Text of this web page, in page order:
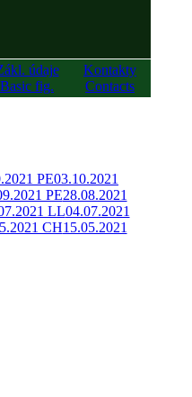
údaje
Basic fig.
Kontakty
Contacts
PE03.10.2021
PE28.08.2021
LL04.07.2021
CH15.05.2021